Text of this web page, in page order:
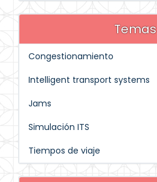
Temas
Congestionamiento
Intelligent transport systems
Jams
Simulación ITS
Tiempos de viaje